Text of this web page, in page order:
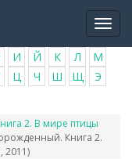
И Й К Л
М
Ц Ч Ш Щ
Э
2. В мире птицы
Книга 2.
2011)